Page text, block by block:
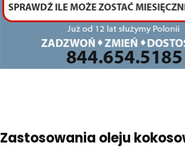
Zastosowania oleju